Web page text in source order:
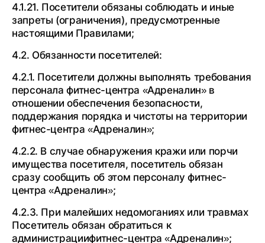
4.1.21. Посетители обязаны соблюдать и иные
запреты (ограничения), предусмотренные
настоящими Правилами;
4.2. Обязанности посетителей:
4.2.1. Посетители должны выполнять требования
персонала фитнес-центра «Адреналин» в
отношении обеспечения безопасности,
поддержания порядка и чистоты на территории
фитнес-центра «Адреналин»;
4.2.2. В случае обнаружения кражи или порчи
имущества посетителя, посетитель обязан
сразу сообщить об этом персоналу фитнес-
центра «Адреналин»;
4.2.3. При малейших недомоганиях или травмах
Посетитель обязан обратиться к
администрациифитнес-центра «Адреналин»;